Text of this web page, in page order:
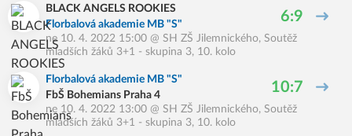
BLACK ANGELS ROOKIES
Florbalová akademie MB "S"
6:9
ne 10. 4. 2022 15:00 @ SH ZŠ Jilemnického, Soutěž
mladších žáků 3+1 - skupina 3, 10. kolo
Florbalová akademie MB "S"
FbŠ Bohemians Praha 4
10:7
ne 10. 4. 2022 13:00 @ SH ZŠ Jilemnického, Soutěž
mladších žáků 3+1 - skupina 3, 10. kolo